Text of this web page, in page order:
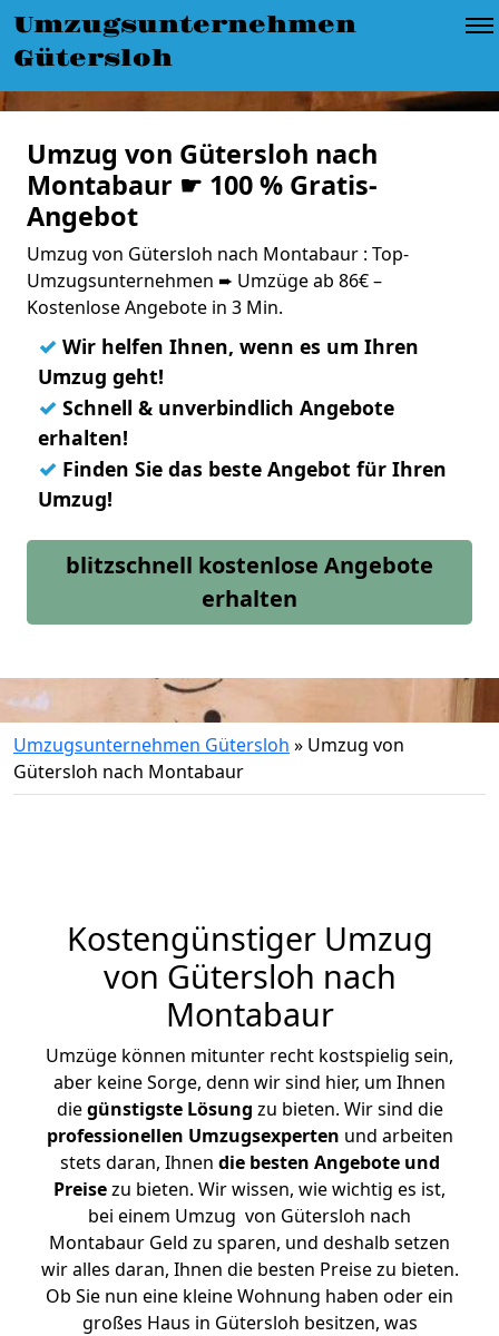
Umzugsunternehmen
Gütersloh
Umzug von Gütersloh nach
Montabaur ☛ 100 % Gratis-
Angebot
Umzug von Gütersloh nach Montabaur : Top-
Umzugsunternehmen ➨ Umzüge ab 86€ –
Kostenlose Angebote in 3 Min.
✓ Wir helfen Ihnen, wenn es um Ihren
Umzug geht!
✓ Schnell & unverbindlich Angebote
erhalten!
✓ Finden Sie das beste Angebot für Ihren
Umzug!
blitzschnell kostenlose Angebote
erhalten
Umzugsunternehmen Gütersloh » Umzug von
Gütersloh nach Montabaur
Kostengünstiger Umzug
von Gütersloh nach
Montabaur
Umzüge können mitunter recht kostspielig sein,
aber keine Sorge, denn wir sind hier, um Ihnen
diegünstigste Lösung zu bieten. Wir sind die
professionellen Umzugsexperten und arbeiten
stets daran, Ihnen die besten Angebote und
Preisezu bieten. Wir wissen, wie wichtig es ist,
bei einem Umzug von Gütersloh nach
Montabaur Geld zu sparen, und deshalb setzen
wir alles daran, Ihnen die besten Preise zu bieten.
Ob Sie nun eine kleine Wohnung haben oder ein
großes Haus in Gütersloh besitzen, was